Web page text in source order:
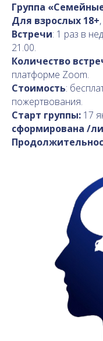
Группа
Для взрослых 18+
Встречи: 1 раз в
21.00.
Количество
платформе Zoom.
Стоимость:
пожертвования.
Старт группы: 17
сформирована /